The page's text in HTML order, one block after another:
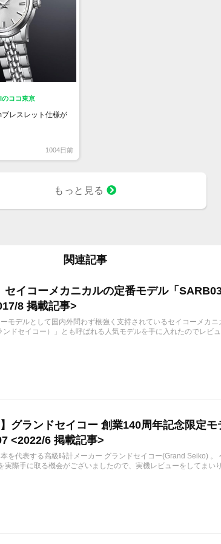
のココ東京
レスレット仕様が
1004日前
もっと見る
関連記事
セイコーメカニカルの定番モデル「
8 掲載記事>
モデルとして国内外問わず根強く支持されているセイコーメカ
ドセイコー）」とも呼ばれる人気モデルを手に入れたのでレビ
】グランドセイコー 創業140周年記念限定
<2022/6 掲載記事>
を代表する高級時計メーカー グランドセイコー(Grand Seiko)
実際手に取る機会がございましたので、実機レビューをしてまい